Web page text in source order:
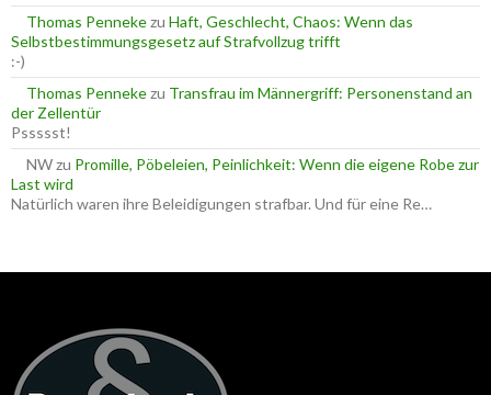
Thomas Pennekezu Haft, Geschlecht, Chaos: Wenn das
Selbstbestimmungsgesetz auf Strafvollzug trifft
:-)
Thomas Pennekezu Transfrau im Männergriff: Personenstand an
der Zellentür
Pssssst!
NWzu Promille, Pöbeleien, Peinlichkeit: Wenn die eigene Robe zur
Last wird
Natürlich waren ihre Beleidigungen strafbar. Und für eine Re…